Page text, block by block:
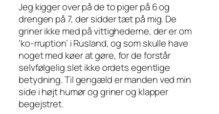
Jeg kigger over på de to piger på 6 og
drengen på 7, der sidder tæt på mig. De
griner ikke med på vittighederne, der er om
‘ko-rruption’ i Rusland, og som skulle have
noget med køer at gøre, for de forstår
selvfølgelig slet ikke ordets egentlige
betydning. Til gengæld er manden ved min
side i højt humør og griner og klapper
begejstret.